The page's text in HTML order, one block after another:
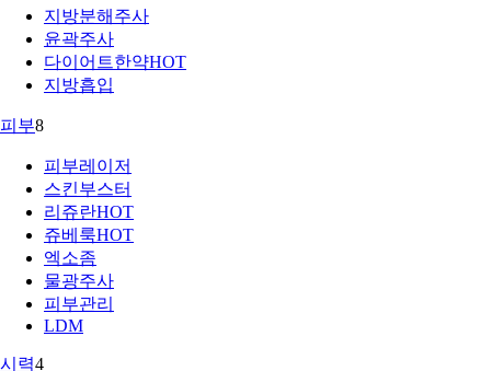
지방분해주사
윤곽주사
다이어트한약HOT
지방흡입
피부8
피부레이저
스킨부스터
리쥬란HOT
쥬베룩HOT
엑소좀
물광주사
피부관리
LDM
시력4